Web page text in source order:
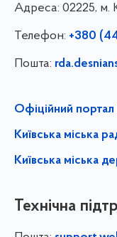
Адреса: 02225, м.
Телефон: +380
Пошта:
Офіційний портал
Київська міська
Київська міська
Технічна